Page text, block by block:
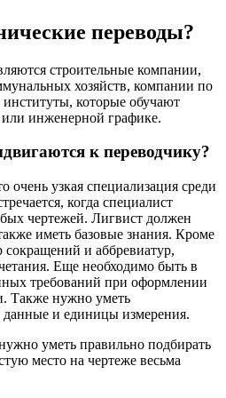
переводы?
строительные компании,
хозяйств, компании по
которые обучают
или инженерной графике.
к переводчику?
очень узкая специализация среди
когда специалист
чертежей. Лигвист должен
иметь базовые знания. Кроме
сокращений и аббревиатур,
Еще необходимо быть в
требований при оформлении
Также нужно уметь
данные и единицы измерения.
уметь правильно подбирать
место на чертеже весьма